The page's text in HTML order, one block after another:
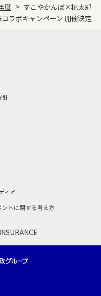
度 > すこやかんぽ×桃太郎
ラボキャンペーン 開催決定
針
ィア
トに関する考え方